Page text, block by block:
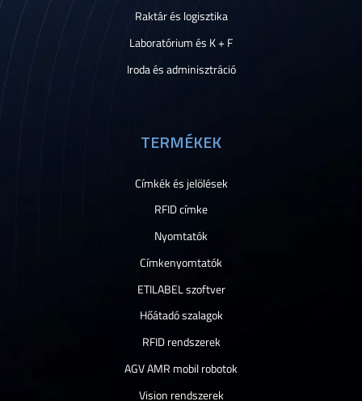
Raktár és logisztika
Laboratórium és K + F
Iroda és adminisztráció
TERMÉKEK
Címkék és jelölések
RFID címke
Nyomtatók
Címkenyomtatók
ETILABEL szoftver
Hőátadó szalagok
RFID rendszerek
AGV AMR mobil robotok
Vision rendszerek